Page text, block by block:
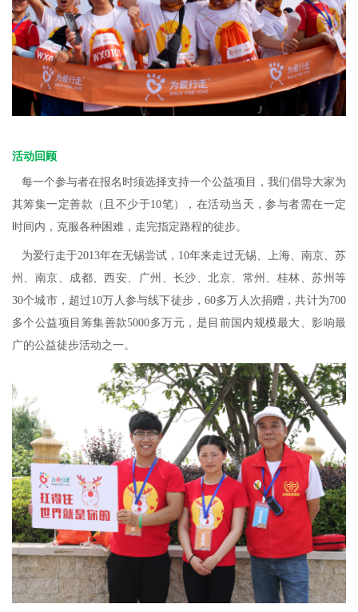
活动回顾
每一个参与者在报名时须选择支持一个公益项目，我们倡导大家为
其筹集一定善款（且不少于10笔），在活动当天，参与者需在一定
时间内，克服各种困难，走完指定路程的徒步。
为爱行走于2013年在无锡尝试，10年来走过无锡、上海、南京、苏
州、南京、成都、西安、广州、长沙、北京、常州、桂林、苏州等
30个城市，超过10万人参与线下徒步，60多万人次捐赠，共计为700
多个公益项目筹集善款5000多万元，是目前国内规模最大、影响最
广的公益徒步活动之一。